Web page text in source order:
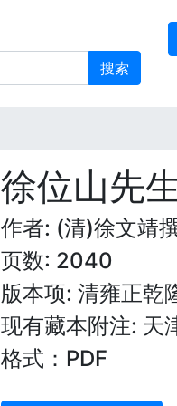
搜索
徐位山先
作者: (清)徐文靖
页数: 2040
版本项: 清雍正乾
现有藏本附注: 天
格式：PDF